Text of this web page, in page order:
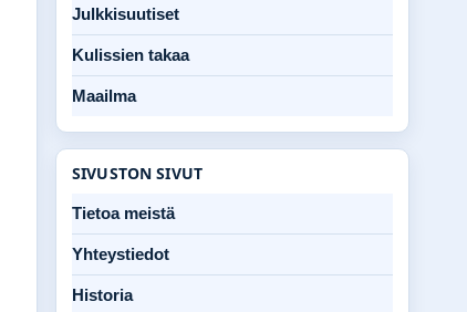
Julkkisuutiset
Kulissien takaa
Maailma
SIVUSTON SIVUT
Tietoa meistä
Yhteystiedot
Historia